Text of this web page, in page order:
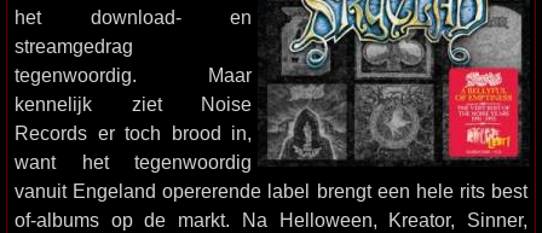
het download- en
streamgedrag
tegenwoordig. Maar
kennelijk ziet Noise
Records er toch brood in,
want het tegenwoordig
vanuit Engeland opererende label brengt een hele rits best
of-albums op de markt. Na Helloween, Kreator, Sinner,